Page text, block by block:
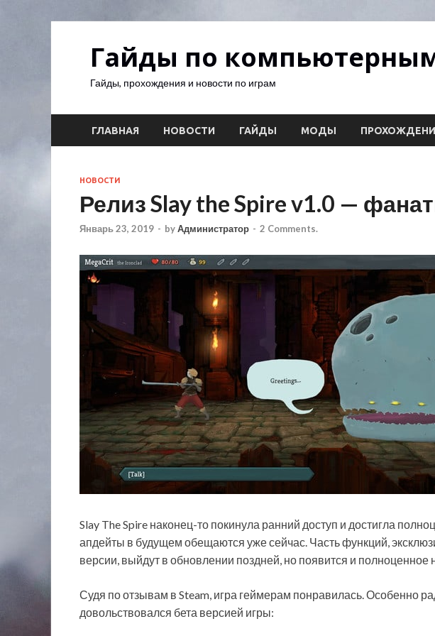
Гайды по
Гайды, прохождения и новости по играм
ГЛАВНАЯ НОВОСТИ ГАЙДЫ МОДЫ
НОВОСТИ
Релиз Slay the Spire v1.0 —
Январь 23, 2019 - byАдминистратор - 2 Comments.
Slay The Spire наконец-то покинула ранний доступ и достигла
апдейты в будущем обещаются уже сейчас. Часть функций,
версии, выйдут в обновлении поздней, но появится и
Судя по отзывам в Steam, игра геймерам понравилась. Особенно
довольствовался бета версией игры: